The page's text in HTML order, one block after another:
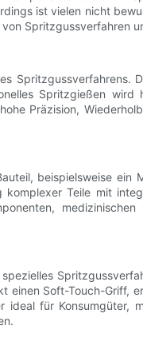
ist vielen nicht
Spritzgussverfahren
Spritzgießen wird
Präzision,
beispielsweise
Teile mit
Soft-Touch-Griff,
für Konsumgüter,